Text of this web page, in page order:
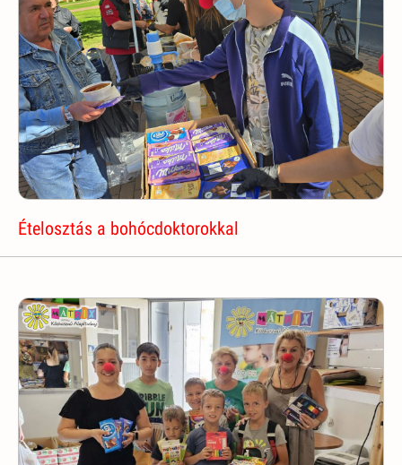
Ételosztás a bohócdoktorokkal